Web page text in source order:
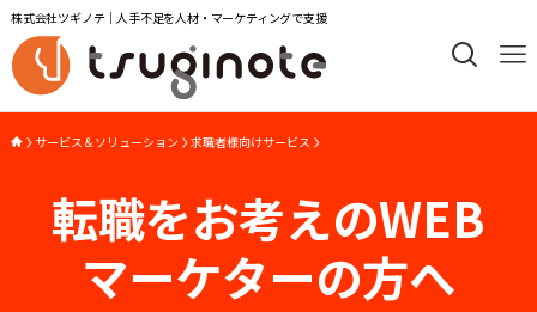
株式会社ツギノテ｜人手不足を人材・マーケティングで支援
サービス＆ソリューション 求職者様向けサービス
転職をお考えのWEB
マーケターの方へ